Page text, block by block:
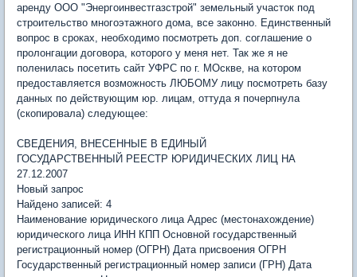
аренду ООО "Энергоинвестгазстрой" земельный участок под
строительство многоэтажного дома, все законно. Единственный
вопрос в сроках, необходимо посмотреть доп. соглашение о
пролонгации договора, которого у меня нет. Так же я не
поленилась посетить сайт УФРС по г. МОскве, на котором
предоставляется возможность ЛЮБОМУ лицу посмотреть базу
данных по действующим юр. лицам, оттуда я почерпнула
(скопировала) следующее:
СВЕДЕНИЯ, ВНЕСЕННЫЕ В ЕДИНЫЙ
ГОСУДАРСТВЕННЫЙ РЕЕСТР ЮРИДИЧЕСКИХ ЛИЦ НА
27.12.2007
Новый запрос
Найдено записей: 4
Наименование юридического лица Адрес (местонахождение)
юридического лица ИНН КПП Основной государственный
регистрационный номер (ОГРН) Дата присвоения ОГРН
Государственный регистрационный номер записи (ГРН) Дата